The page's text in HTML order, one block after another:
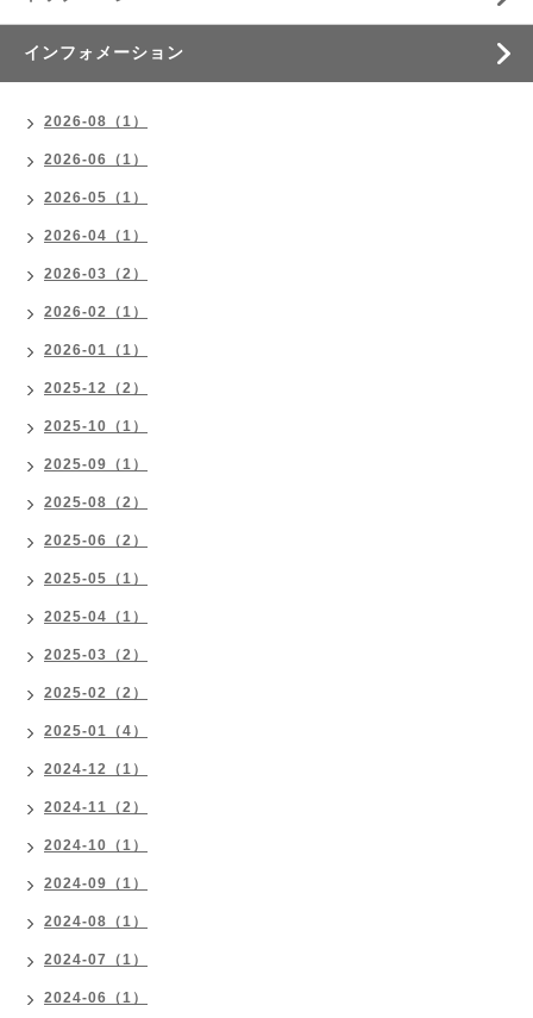
インフォメーション
2026-08（1）
2026-06（1）
2026-05（1）
2026-04（1）
2026-03（2）
2026-02（1）
2026-01（1）
2025-12（2）
2025-10（1）
2025-09（1）
2025-08（2）
2025-06（2）
2025-05（1）
2025-04（1）
2025-03（2）
2025-02（2）
2025-01（4）
2024-12（1）
2024-11（2）
2024-10（1）
2024-09（1）
2024-08（1）
2024-07（1）
2024-06（1）